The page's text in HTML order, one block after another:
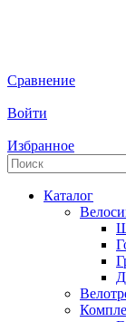
Сравнение
Войти
Избранное
Каталог